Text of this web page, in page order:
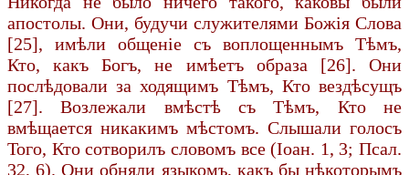
апостолы. Они, будучи служителями Божія Слова
[25], имѣли общеніе съ воплощеннымъ Тѣмъ,
Кто, какъ Богъ, не имѣетъ образа [26]. Они
послѣдовали за ходящимъ Тѣмъ, Кто вездѣсущъ
[27]. Возлежали вмѣстѣ съ Тѣмъ, Кто не
вмѣщается никакимъ мѣстомъ. Слышали голосъ
Того, Кто сотворилъ словомъ все (Іоан. 1, 3; Псал.
32, 6). Они обняли языкомъ, какъ бы нѣкоторымъ